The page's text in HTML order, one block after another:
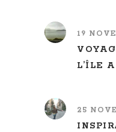
19
L’ÎLE
25